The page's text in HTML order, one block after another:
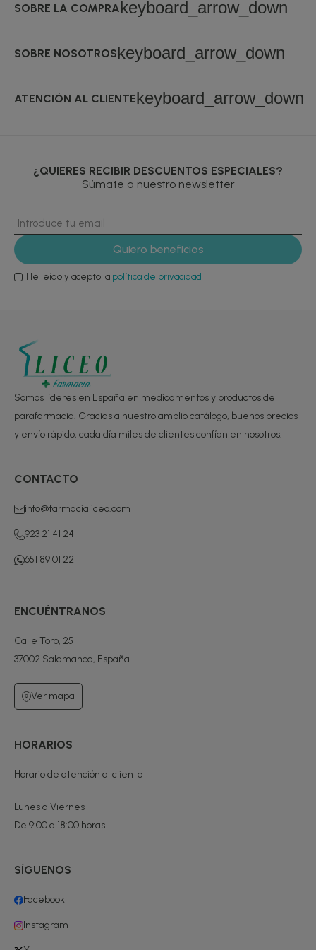
SOBRE LA COMPRAkeyboard_arrow_down
SOBRE NOSOTROSkeyboard_arrow_down
ATENCIÓN AL CLIENTEkeyboard_arrow_down
¿QUIERES RECIBIR DESCUENTOS ESPECIALES?
Súmate a nuestro newsletter
He leído y acepto la política de privacidad
Somos líderes en España en medicamentos y productos de
parafarmacia. Gracias a nuestro amplio catálogo, buenos precios
y envío rápido, cada día miles de clientes confían en nosotros.
CONTACTO
info@farmacialiceo.com
923 21 41 24
651 89 01 22
ENCUÉNTRANOS
Calle Toro, 25
37002 Salamanca, España
Ver mapa
HORARIOS
Horario de atención al cliente
Lunes a Viernes
De 9:00 a 18:00 horas
SÍGUENOS
Facebook
Instagram